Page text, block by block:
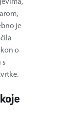
je
o
s